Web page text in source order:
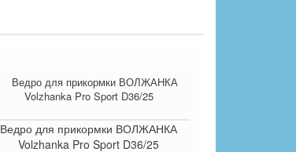
Ведро для прикормки ВОЛЖАНКА
Volzhanka Pro Sport D36/25